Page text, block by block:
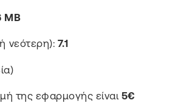
MB
νεότερη): 7.1
της εφαρμογής είναι 5€